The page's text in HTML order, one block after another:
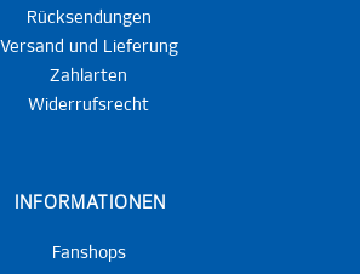
Rücksendungen
Versand und Lieferung
Zahlarten
Widerrufsrecht
INFORMATIONEN
Fanshops